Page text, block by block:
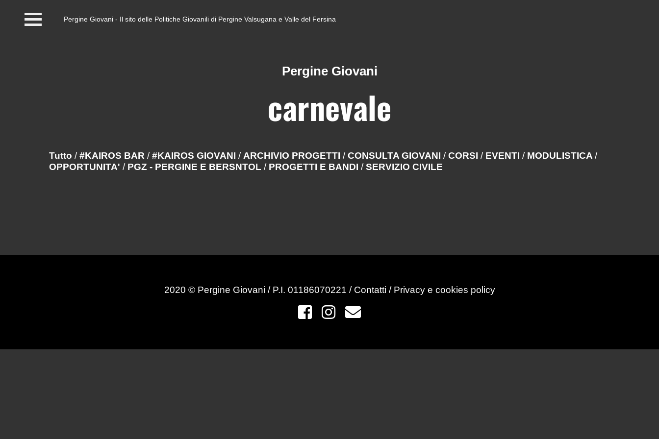
Eventi e News
Contatti
Pergine Giovani - Il sito delle Politiche Giovanili di Pergine Valsugana e Valle del Fersina
Pergine Giovani
carnevale
Tutto /#KAIROS BAR /#KAIROS GIOVANI / ARCHIVIO PROGETTI /CONSULTA GIOVANI /CORSI / EVENTI / MODULISTICA /
OPPORTUNITA' / PGZ - PERGINE E BERSNTOL / PROGETTI E BANDI /SERVIZIO CIVILE
2020 © Pergine Giovani / P.I. 01186070221 / Contatti / Privacy e cookies policy